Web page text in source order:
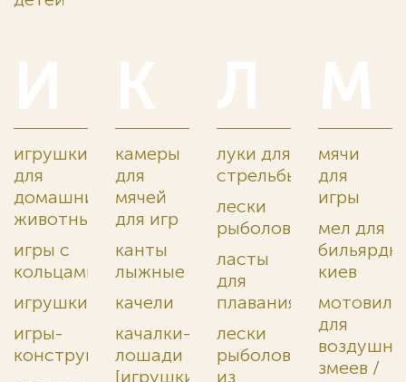
игрушки
для
домашних
животных
игры с
кольцами
игрушки*
игры-
конструкторы
камеры
для
мячей
для игр
канты
лыжные
качели
качалки-
лошади
[игрушки]
луки для
стрельбы
лески
рыболовные
ласты
для
плавания
лески
рыболовные
из
мячи
для
игры
мел для
киев
мотовила
для
змеев /